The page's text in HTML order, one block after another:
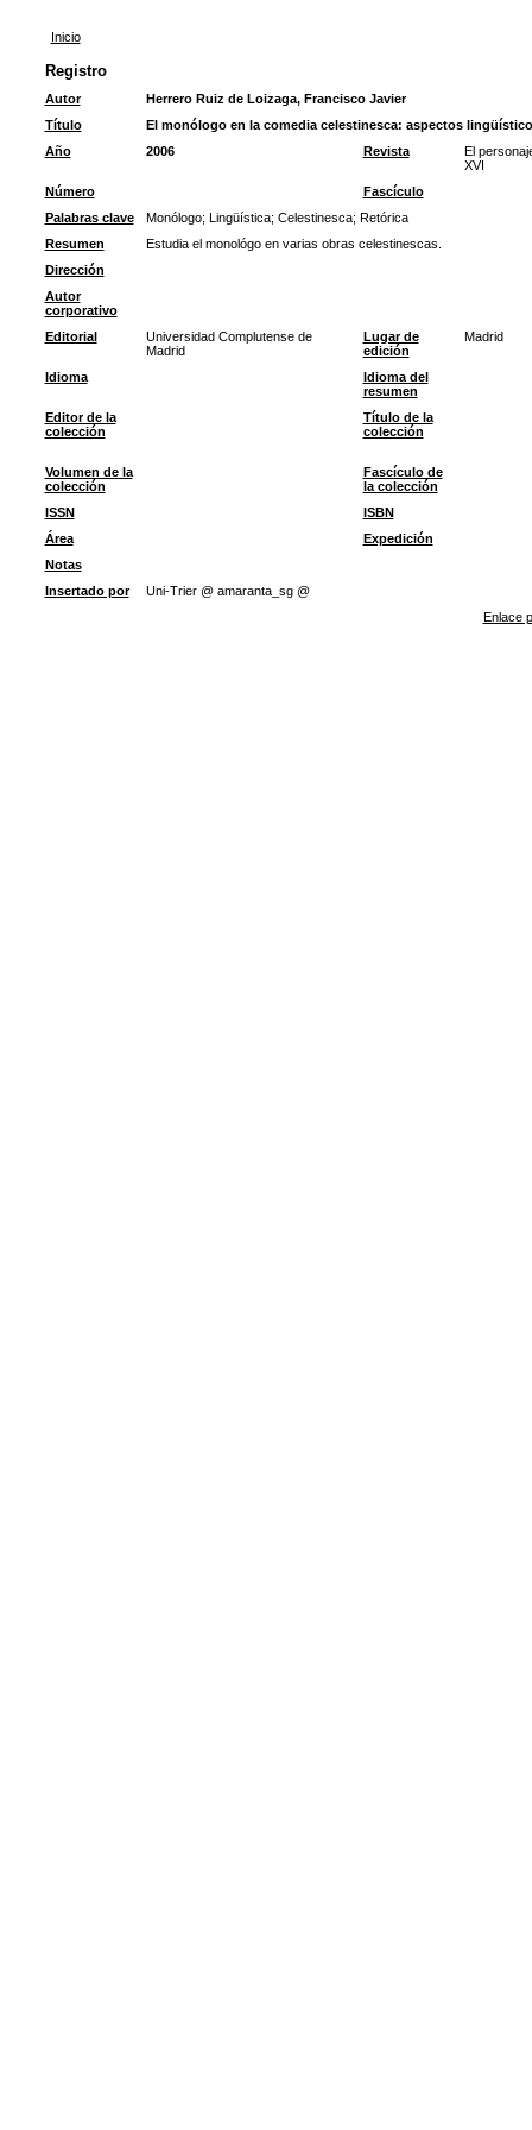
Inicio
Registro
Autor
Herrero Ruiz de Loizaga, Francisco Javier
Título
El monólogo en la comedia celestinesca: aspectos
Año
2006 Revista
El
XVI
Número
Fascículo
Palabras clave
Monólogo; Lingüística; Celestinesca; Retórica
Resumen
Estudia el monológo en varias obras celestinescas.
Dirección
Autor
corporativo
Editorial
Universidad Complutense de
Madrid
Lugar de
edición
Madrid
Idioma
Idioma del
resumen
Editor de la
colección
Título de la
colección
Volumen de la
colección
Fascículo de
la colección
ISSN
ISBN
Área
Expedición
Notas
Insertado por
Uni-Trier @ amaranta_sg @
Enlace